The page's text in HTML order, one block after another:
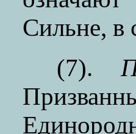
Сильне, в
(7).